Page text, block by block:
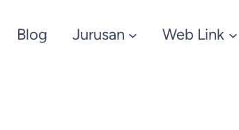
Blog Jurusan Web Link